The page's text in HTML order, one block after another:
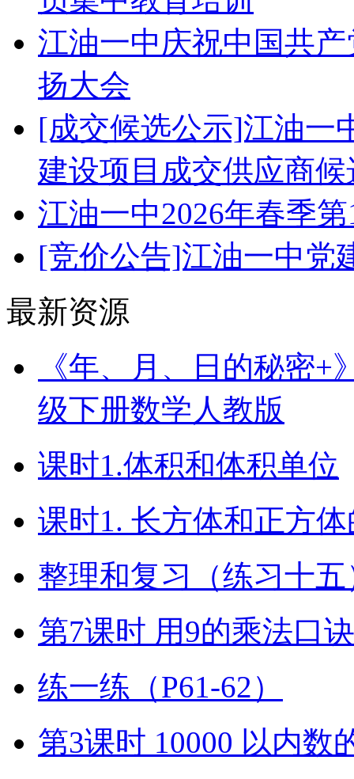
江油一中庆祝中国共
扬大会
[成交候选公示]江油一
建设项目成交供应商
江油一中2026年春季
[竞价公告]江油一中党
最新资源
《年、月、日的秘密+
级下册数学人教版
课时1.体积和体积单位
课时1. 长方体和正方
整理和复习（练习十五
第7课时 用9的乘法口
练一练（P61-62）
第3课时 10000 以内数